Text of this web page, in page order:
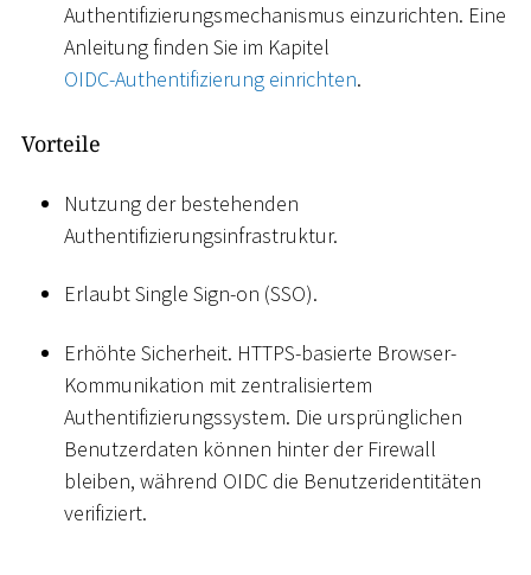
Authentifizierungsmechanismus einzurichten. Eine
Anleitung finden Sie im Kapitel
OIDC-Authentifizierung einrichten.
Vorteile
Nutzung der bestehenden
Authentifizierungsinfrastruktur.
Erlaubt Single Sign-on (SSO).
Erhöhte Sicherheit. HTTPS-basierte Browser-
Kommunikation mit zentralisiertem
Authentifizierungssystem. Die ursprünglichen
Benutzerdaten können hinter der Firewall
bleiben, während OIDC die Benutzeridentitäten
verifiziert.